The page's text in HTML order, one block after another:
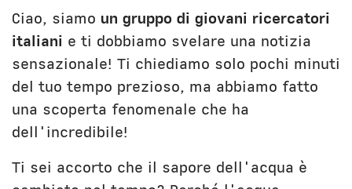
Ciao, siamo un gruppo di giovani ricercatori
italiani e ti dobbiamo svelare una notizia
sensazionale! Ti chiediamo solo pochi minuti
del tuo tempo prezioso, ma abbiamo fatto
una scoperta fenomenale che ha
dell'incredibile!
Ti sei accorto che il sapore dell'acqua è